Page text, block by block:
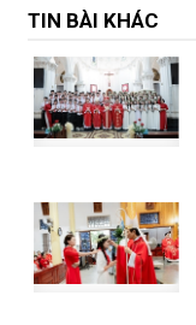
TIN BÀI KHÁC